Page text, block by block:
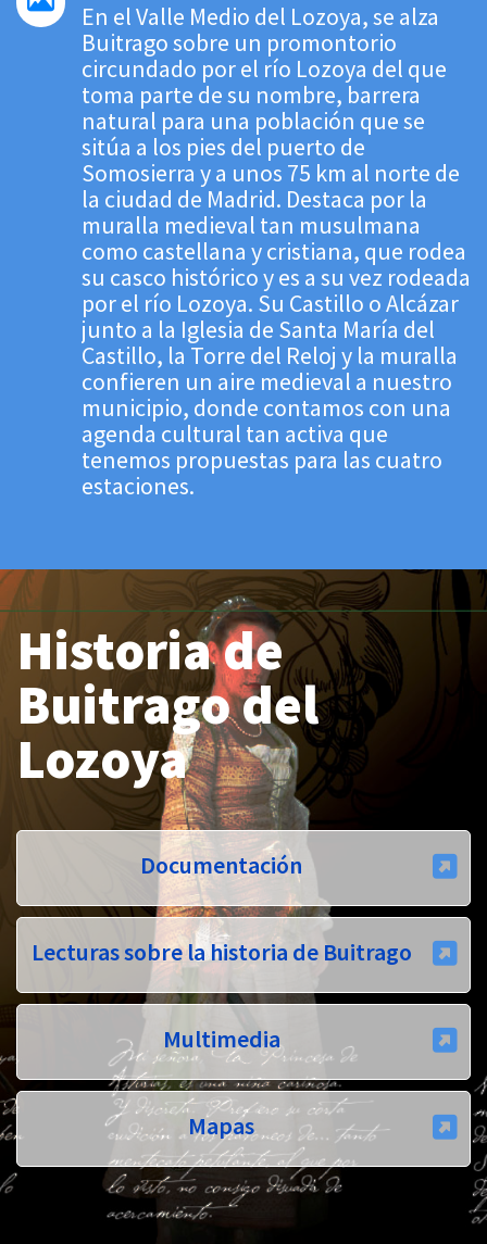
En el Valle Medio del Lozoya, se alza
Buitrago sobre un promontorio
circundado por el río Lozoya del que
toma parte de su nombre, barrera
natural para una población que se
sitúa a los pies del puerto de
Somosierra y a unos 75 km al norte de
la ciudad de Madrid. Destaca por la
muralla medieval tan musulmana
como castellana y cristiana, que rodea
su casco histórico y es a su vez rodeada
por el río Lozoya. Su Castillo o Alcázar
junto a la Iglesia de Santa María del
Castillo, la Torre del Reloj y la muralla
confieren un aire medieval a nuestro
municipio, donde contamos con una
agenda cultural tan activa que
tenemos propuestas para las cuatro
estaciones.
Historia de
Buitrago del
Lozoya
Documentación
Lecturas sobre la historia de Buitrago
Multimedia
Mapas